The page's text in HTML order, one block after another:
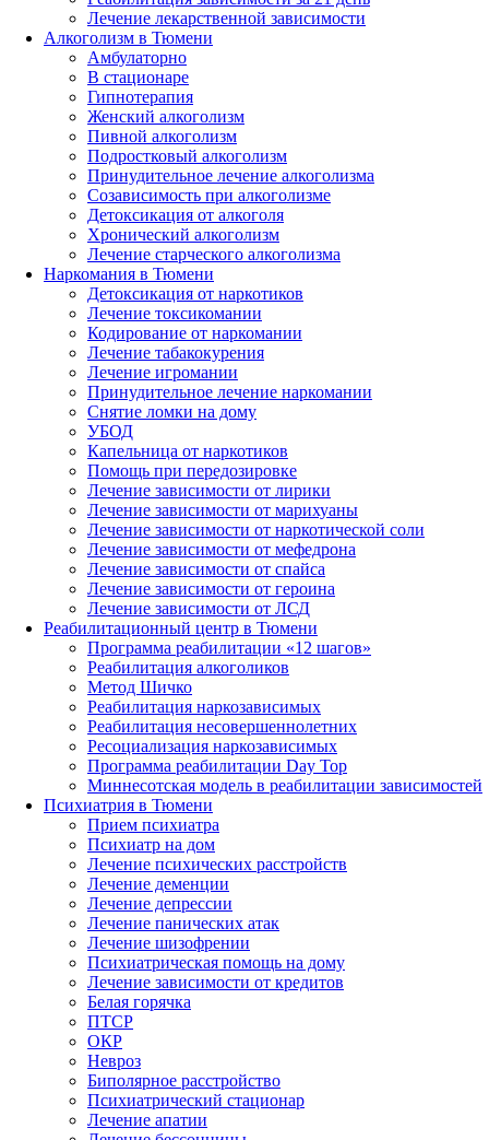
Лечение лекарственной зависимости
Алкоголизм в Тюмени
Амбулаторно
В стационаре
Гипнотерапия
Женский алкоголизм
Пивной алкоголизм
Подростковый алкоголизм
Принудительное лечение алкоголизма
Созависимость при алкоголизме
Детоксикация от алкоголя
Хронический алкоголизм
Лечение старческого алкоголизма
Наркомания в Тюмени
Детоксикация от наркотиков
Лечение токсикомании
Кодирование от наркомании
Лечение табакокурения
Лечение игромании
Принудительное лечение наркомании
Снятие ломки на дому
УБОД
Капельница от наркотиков
Помощь при передозировке
Лечение зависимости от лирики
Лечение зависимости от марихуаны
Лечение зависимости от наркотической соли
Лечение зависимости от мефедрона
Лечение зависимости от спайса
Лечение зависимости от героина
Лечение зависимости от ЛСД
Реабилитационный центр в Тюмени
Программа реабилитации «12 шагов»
Реабилитация алкоголиков
Метод Шичко
Реабилитация наркозависимых
Реабилитация несовершеннолетних
Ресоциализация наркозависимых
Программа реабилитации Day Top
Миннесотская модель в реабилитации зависимостей
Психиатрия в Тюмени
Прием психиатра
Психиатр на дом
Лечение психических расстройств
Лечение деменции
Лечение депрессии
Лечение панических атак
Лечение шизофрении
Психиатрическая помощь на дому
Лечение зависимости от кредитов
Белая горячка
ПТСР
ОКР
Невроз
Биполярное расстройство
Психиатрический стационар
Лечение апатии